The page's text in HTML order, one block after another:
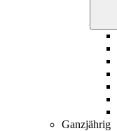
Ganzjährig